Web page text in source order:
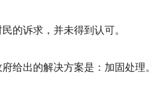
诉求，并未得到认可。
出的解决方案是：加固处理。